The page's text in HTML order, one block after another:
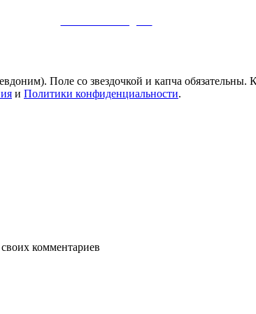
Поле со звездочкой и капча
и Политики конфиденциальности.
комментариев